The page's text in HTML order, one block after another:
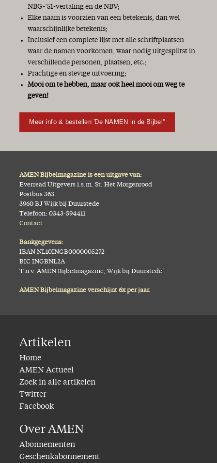
NBG-’51-vertaling en de NBV;
Elke naam is voorzien van een betekenis, dan wel
waarschijnlijke betekenis;
Inclusief een complete lijst met alle schriftplaatsen
waar de namen voorkomen, waar nodig uitgesplitst in
verschillende personen, plaatsen, etc.;
Prachtige en stevige uitvoering;
Mooi om te hebben, maar ook heel mooi om weg te
geven!
Meer info & bestellen 'De NAMEN in de Bijbel''
AMEN Bijbelmagazine is een uitgave van:
Everread Uitgevers i.s.m. St. Het Morgenrood
Postbus 363
3960 BJ Wijk bij Duurstede
Telefoon: 0343-594411
Contact
Bankgegevens:
IBAN NL10INGB0000005272
BIC INGBNL2A
T.n.v. AMEN Bijbelmagazine, Wijk bij Duurstede
AMEN Bijbelmagazine verschijnt 6x per jaar.
Artikelen
Home
AMEN Actueel
Zoek in alle artikelen
Twitter
Facebook
Over AMEN
Abonnementen
Geschenkabonnement